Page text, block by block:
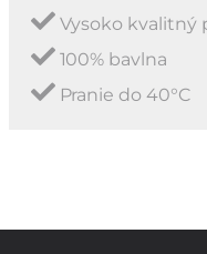
Vysoko kvalitný
100% bavlna
Pranie do 40°C